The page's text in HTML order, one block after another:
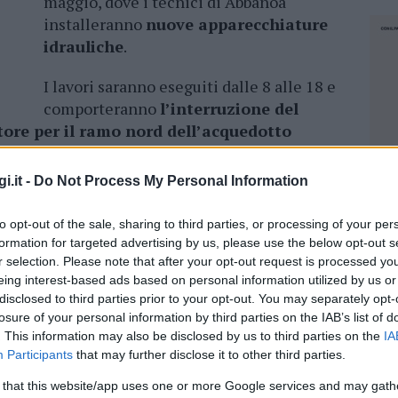
- Do Not Process My Personal Information
opt-out of the sale, sharing to third parties, or processing of your
for targeted advertising by us, please use the below opt-out
selection. Please note that after your opt-out request is processed
interest-based ads based on personal information utilized by us
to third parties prior to your opt-out. You may separately
of your personal information by third parties on the IAB’s list of
This information may also be disclosed by us to third parties on the
Participants that may further disclose it to other third parties.
that this website/app uses one or more Google services and may
installeranno nuove apparecchiature
idrauliche.
I lavori saranno eseguiti dalle 8 alle 18 e
comporteranno l’interruzione del
per il ramo nord dell’acquedotto
un piano che, tramite una serie di
scorte nei serbatoi, consentirà di limitare
previsti cali di portata ed
La Maddalena e Bassacutena in
dell’erogazione l’acqua potrebbe essere
dello svuotamento e successivo
anomalia può essere segnalata al
tramite il numero verde 800.022.040